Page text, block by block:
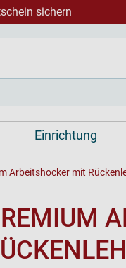
sichern
Einrichtung
Arbeitshocker mit